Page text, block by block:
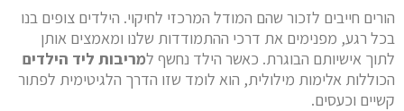
הורים חייבים לזכור שהם המודל המרכזי לחיקוי. הילדים צופים בנו
בכל רגע, מפנימים את דרכי ההתמודדות שלנו ומאמצים אותן
לתוך אישיותם הבוגרת. כאשר הילד נחשף למריבות ליד הילדים
הכוללות אלימות מילולית, הוא לומד שזו הדרך הלגיטימית לפתור
קשיים וכעסים.